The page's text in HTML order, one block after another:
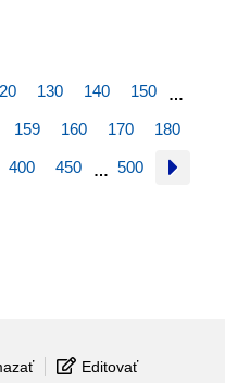
130 140 150 …
159 160 170 180
400 450 … 500
Editovať